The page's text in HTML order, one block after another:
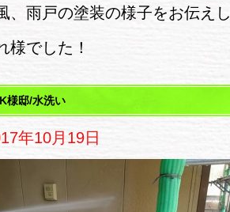
、雨戸の塗装の様子をお伝え
様でした！
様邸/水洗い
年10月19日